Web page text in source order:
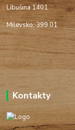
Libušina 1401
Milevsko, 399 01
Kontakty